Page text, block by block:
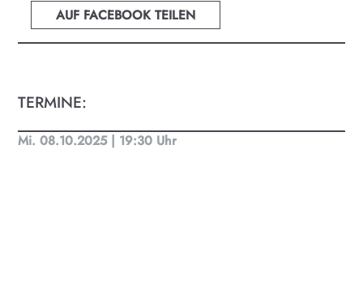
AUF FACEBOOK TEILEN
TERMINE:
Mi. 08.10.2025 | 19:30 Uhr